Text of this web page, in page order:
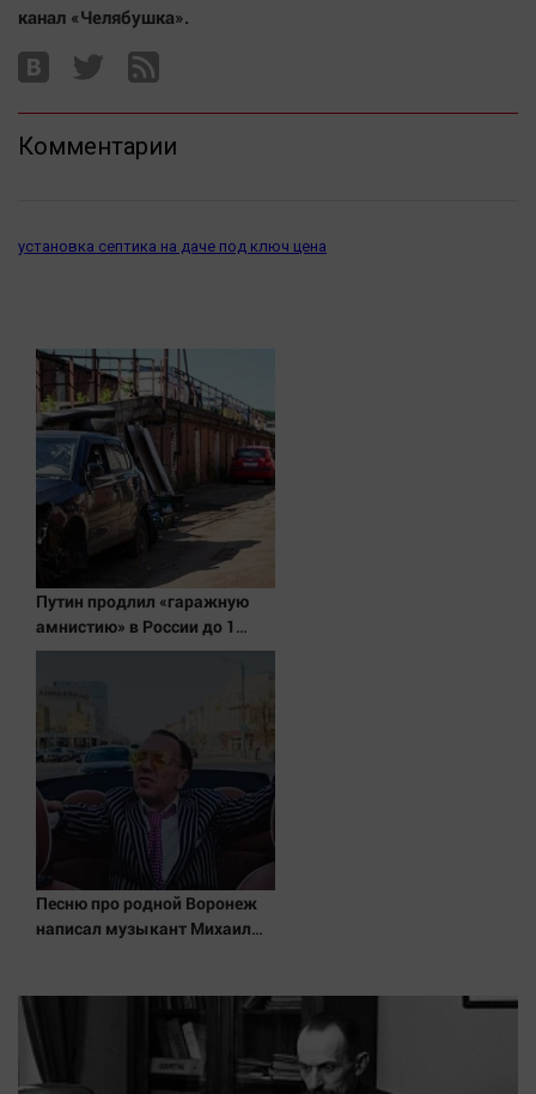
канал «Челябушка».
Комментарии
установка септика на даче под ключ цена
Путин продлил «гаражную
амнистию» в России до 1
сентября 2031 года
Песню про родной Воронеж
написал музыкант Михаил